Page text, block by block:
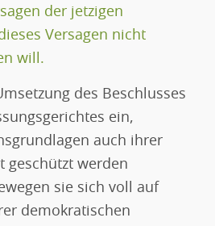
der jetzigen
Versagen nicht
will.
des Beschlusses
ein,
auch ihrer
geschützt werden
sie sich voll auf
demokratischen